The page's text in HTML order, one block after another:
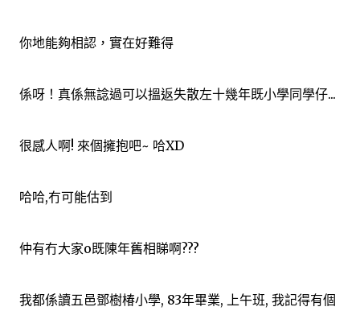
你地能夠相認，實在好難得
係呀！真係無諗過可以搵返失散左十幾年既小學同學仔...
很感人啊! 來個擁抱吧~ 哈XD
哈哈,冇可能估到
仲有冇大家o既陳年舊相睇啊???
我都係讀五邑鄧樹椿小學, 83年畢業, 上午班, 我記得有個